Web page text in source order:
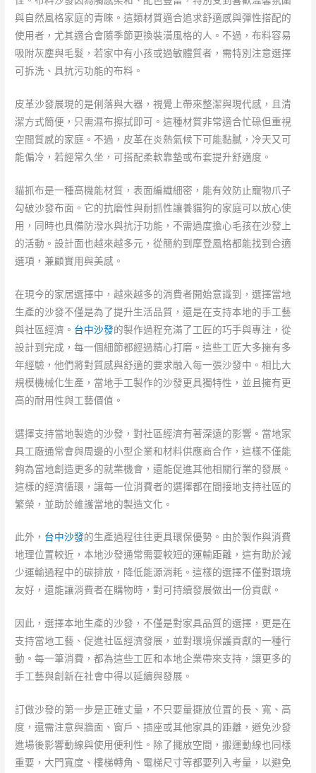
與自然風格家庭的青睞。這類材質適合追求舒適感與彈性搭配的
使用者，尤其適合會隨季節更換裝潢風格的人。不過，布料容易
吸附灰塵與毛髮，若家中有小孩或過敏體質者，需特別注意選擇
可拆洗、具抗污功能的布料。
皮革沙發展現的是俐落與大器，視覺上帶來整潔與現代感，且清
潔方式簡便，只需濕布擦拭即可。這種材質非常適合忙碌但重視
空間質感的家庭。不過，皮革在炎熱氣候下可能黏膩，冷天又可
能偏冷，若經常久坐，可搭配柔軟靠墊或布套提升舒適度。
貓抓布是一種高機能材質，表面編織細密，能有效防止寵物爪子
勾破沙發布面。它的抗磨性與耐抓性讓養貓狗的家庭可以放心使
用，同時也具備防潑水與抗汙功能，不需過度擔心毛孩在沙發上
的活動。設計面也越來越多元，從簡約到摩登風格都能找到合適
選項，兼顧實用與美感。
在現今的家居選擇中，越來越多的消費者開始意識到，選擇當地
生產的沙發不僅是為了提升生活品質，還是在支持本地的手工藝
與社區經濟。 台中沙發的製作過程充滿了工匠的巧手與專注，從
設計到完成，每一個細節都經過精心打磨。這些工匠大多擁有多
年經驗，他們將對質感與舒適的要求融入每一張沙發中。相比大
規模機械化生產，當地手工製作的沙發更具獨特性，並且擁有更
高的耐用性與工藝價值。
選擇支持當地製造的沙發，對社區經濟有著深遠的影響。當地家
具工廠通常會與周邊的小型企業和材料供應商合作，這樣不僅能
夠為當地創造更多的就業機會，還能促進其他相關行業的發展。
這樣的經濟循環，讓每一位消費者的選擇都在間接地支持社區的
繁榮，並助於維護當地的製造文化。
此外， 台中沙發的生產過程往往更具環保優勢。由於製作與消費
地理位置較近，本地沙發通常需要較短的運輸距離，這有助於減
少運輸過程中的碳排放，降低能源消耗。這樣的選擇不僅對環境
友好，還能讓消費者在購物時，對可持續發展做出一份貢獻。
因此，選擇本地生產的沙發，不僅是對家具品質的選擇，更是在
支持當地工藝、促進社區經濟發展，並對環境保護貢獻的一種行
動。每一筆消費，都為這些工匠和本地企業帶來支持，讓更多的
手工藝與創新在社會中得以延續與發展。
訂做沙發的第一步是正確丈量，不只要量擺放位置的長、寬、高
度，還需注意與牆面、窗戶、插座或其他家具的距離，避免沙發
進場後影響動線與使用便利性。除了擺放空間，搬運動線也同樣
重要，大門寬度、樓梯轉角、電梯尺寸等都要列入考量，以避免